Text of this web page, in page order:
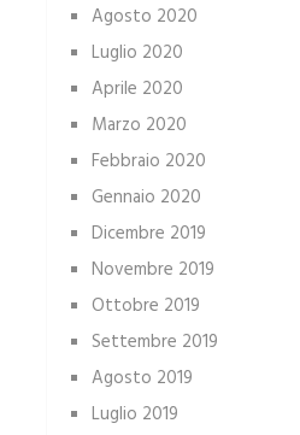
Agosto 2020
Luglio 2020
Aprile 2020
Marzo 2020
Febbraio 2020
Gennaio 2020
Dicembre 2019
Novembre 2019
Ottobre 2019
Settembre 2019
Agosto 2019
Luglio 2019